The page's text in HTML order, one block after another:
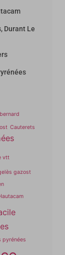
Durant Le
bernard
Cauterets
vtt
gazost
pyrénées